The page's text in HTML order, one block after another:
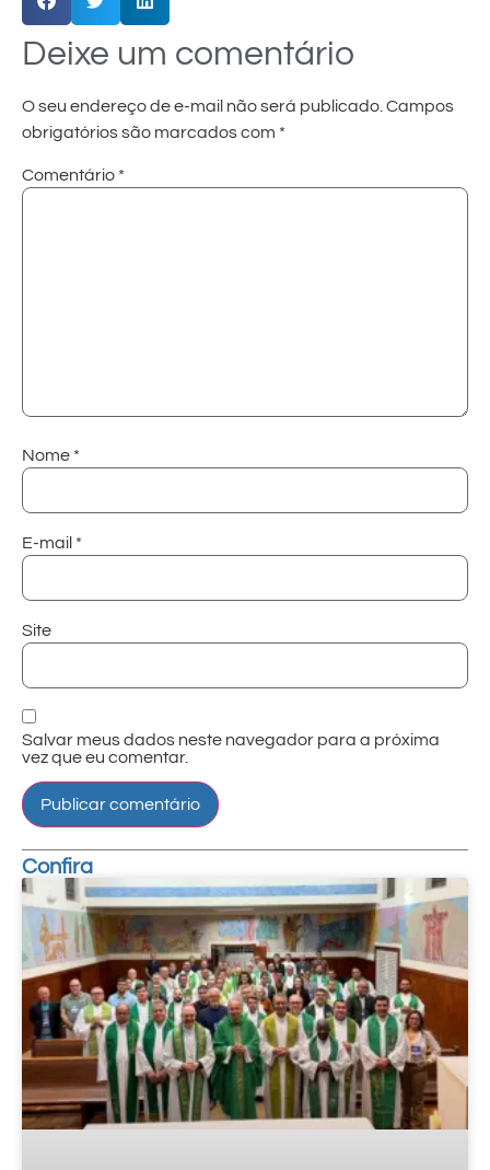
Deixe um comentário
O seu endereço de e-mail não será publicado. Campos
obrigatórios são marcados com *
Comentário *
Nome *
E-mail *
Site
Salvar meus dados neste navegador para a próxima
vez que eu comentar.
Confira